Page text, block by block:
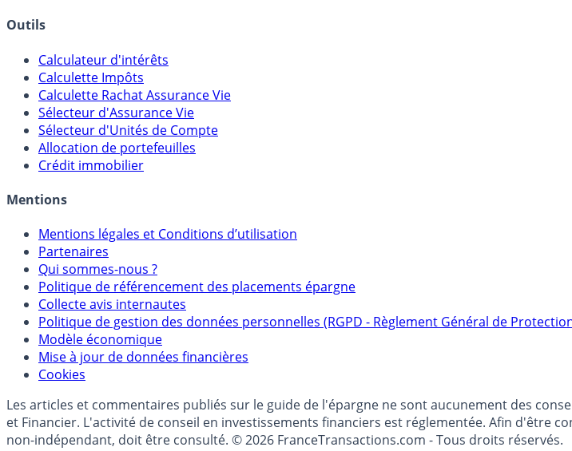
Outils
Calculateur d'intérêts
Calculette Impôts
Calculette Rachat Assurance Vie
Sélecteur d'Assurance Vie
Sélecteur d'Unités de Compte
Allocation de portefeuilles
Crédit immobilier
Mentions
Mentions légales et Conditions d’utilisation
Partenaires
Qui sommes-nous ?
Politique de référencement des placements épargne
Collecte avis internautes
Politique de gestion des données personnelles (RGPD - Règlement Général de
Modèle économique
Mise à jour de données financières
Cookies
Les articles et commentaires publiés sur le guide de l'épargne ne sont aucunement des
et Financier. L'activité de conseil en investissements financiers est réglementée. Afin d'être
non-indépendant, doit être consulté. © 2026 FranceTransactions.com - Tous droits réservés.